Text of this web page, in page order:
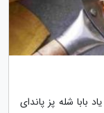
بابا شله پز پاندای